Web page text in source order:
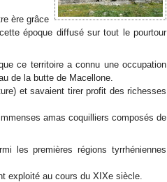
ère grâce
époque diffusé sur tout le pourtour
ce territoire a connu une occupation
de la butte de Macellone.
et savaient tirer profit des richesses
amas coquilliers composés de
les premières régions tyrrhéniennes
exploité au cours du XIXe siècle.